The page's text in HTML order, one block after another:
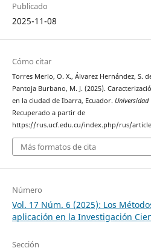
Publicado
2025-11-08
Cómo citar
Torres Merlo, O. X., Álvarez Hernández, S.
Pantoja Burbano, M. J. (2025).
en la ciudad de Ibarra, Ecuador. Universidad
Recuperado a partir de
https://rus.ucf.edu.cu/index.php/rus/
Más formatos de cita
Número
Vol. 17 Núm. 6 (2025): Los
aplicación en la Investigación
Sección